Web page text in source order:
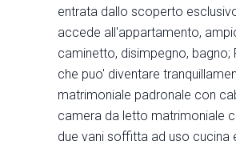
entrata dallo scoperto
accede all'appartamento,
caminetto, disimpegno,
che puo' diventare
matrimoniale padronale con
camera da letto matrimoniale
due vani soffitta ad uso cucina